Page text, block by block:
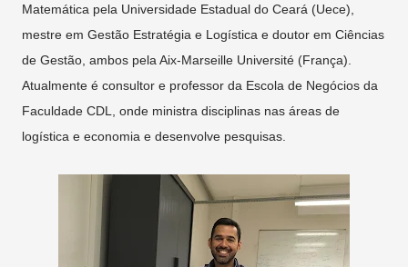
Matemática pela Universidade Estadual do Ceará (Uece),
mestre em Gestão Estratégia e Logística e doutor em Ciências
de Gestão, ambos pela Aix-Marseille Université (França).
Atualmente é consultor e professor da Escola de Negócios da
Faculdade CDL, onde ministra disciplinas nas áreas de
logística e economia e desenvolve pesquisas.